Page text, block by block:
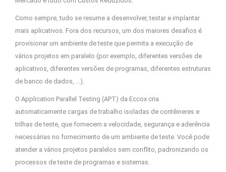
Como sempre, tudo se resume a desenvolver, testar e implantar
mais aplicativos. Fora dos recursos, um dos maiores desafios é
provisionar um ambiente de teste que permita a execução de
vários projetos em paralelo (por exemplo, diferentes versões de
aplicativos, diferentes versões de programas, diferentes estruturas
de banco de dados, …).
O Application Parallel Testing (APT) da Eccox cria
automaticamente cargas de trabalho isoladas de contêineres e
trilhas de teste, que fornecem a velocidade, segurança e aderência
necessárias no fornecimento de um ambiente de teste. Você pode
atender a vários projetos paralelos sem conflito, padronizando os
processos de teste de programas e sistemas.